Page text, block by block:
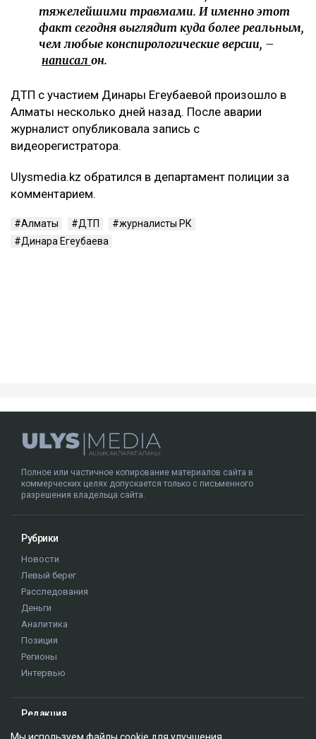
списке больных диагноз велосипедиста -
ЗЧМТ и больше ничего. Ни одного перелома не
указано, – добавила она.
При этом Арсен Сарсеков сообщил, что
пострадавший получил тяжелые травмы. По его
словам, у мужчины диагностировали сотрясение
головного мозга, множественные ушибы внутренних
органов, переломы ребер с обеих сторон, а также
сложный перелом коленного сустава с разрывом
исключают, что последствия могут привести к
инвалидности.
Алматы несколько дней назад. После аварии
видеорегистратора.
Ulysmedia.kz обратился в департамент полиции за
комментарием.
Динара Егеубаева